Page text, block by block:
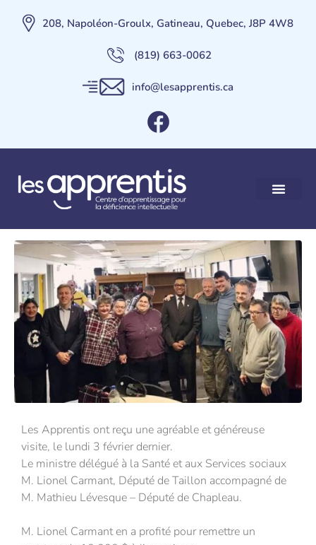
208, Napoléon-Groulx, Gatineau, Quebec, J8P 4W8
(819) 663-0062
info@lesapprentis.ca
Visite du Ministre délégué
à la santé – M. Lionel
Carmant
Les Apprentis ont reçu une agréable et généreuse
visite, le lundi 3 février dernier.
Le ministre délégué à la Santé et aux Services sociaux
M. Lionel Carmant, Député de Taillon accompagné de
M. Mathieu Lévesque – Député de Chapleau.
M. Lionel Carmant en a profité pour remettre un